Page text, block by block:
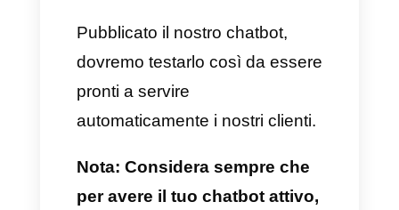
2.° step
Successivamente bisognerà
Callbell, aggiungendo gli agenti